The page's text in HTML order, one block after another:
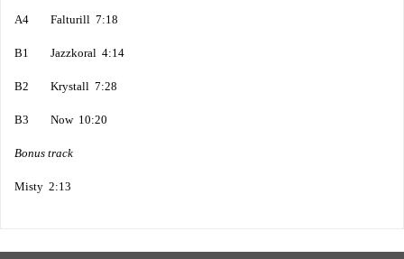
A4 Falturill 7:18
B1 Jazzkoral 4:14
B2 Krystall 7:28
B3 Now 10:20
Bonus track
Misty 2:13